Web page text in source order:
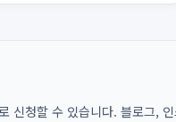
신청할 수 있습니다. 블로그,